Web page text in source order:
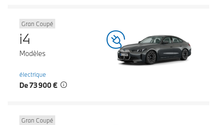
Gran Coupé
i4
Modèles
électrique
De 73 900 €
Gran Coupé